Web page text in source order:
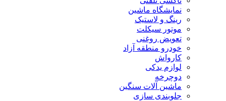
نمایشگاه ماشین
رینگ و لاستیک
موتور سیکلت
تعویض روغنی
خودرو منطقه آزاد
کارواش
لوازم یدکی
دوچرخه
ماشین آلات سنگین
جلوبندی سازی